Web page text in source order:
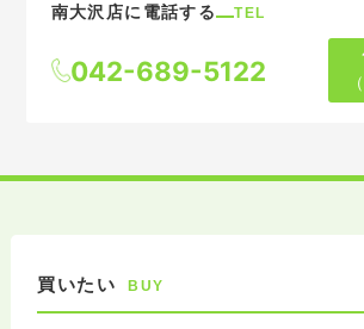
南大沢店に電話する TEL
042-689-5122
買いたい BUY